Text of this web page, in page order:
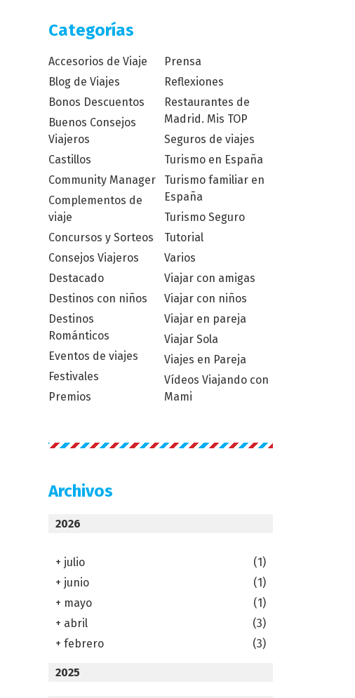
Categorías
Accesorios de Viaje
Blog de Viajes
Bonos Descuentos
Buenos Consejos
Viajeros
Castillos
Community Manager
Complementos de
viaje
Concursos y Sorteos
Consejos Viajeros
Destacado
Destinos con niños
Destinos
Románticos
Eventos de viajes
Festivales
Premios
Prensa
Reflexiones
Restaurantes de
Madrid. Mis TOP
Seguros de viajes
Turismo en España
Turismo familiar en
España
Turismo Seguro
Tutorial
Varios
Viajar con amigas
Viajar con niños
Viajar en pareja
Viajar Sola
Viajes en Pareja
Vídeos Viajando con
Mami
Archivos
2026
+ julio
(1)
+ junio
(1)
+ mayo
(1)
+ abril
(3)
+ febrero (3)
2025